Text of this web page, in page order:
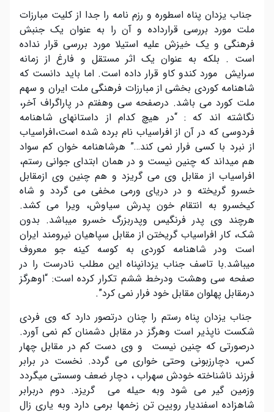
جناب یزدان پناه اسطوره و رزم نامه را جدا از کلیت مبارزات
ملت مورد بررسی قرارداده و آن را به عنوان یک جنبش
فرهنگی و یک خیزش علیه استیلا مورد بررسی قرار نداده
است . بلکه به عنوان یک اثر مستقل و فارغ از زمانه
سرایش مورد کندو کاو قرار داده است. اما باید دانست که
شاهنامه کوردی بخشی از مبارزات فرهنگی ملت ایران و سهم
ملت کورد می باشد. درصفحه سی وهفتم در پاراگراف آخر،
نگاشته اند که : “در هیچ کدام از داستانهای شاهنامه
فردوسی که در آن از افراسیاب نام برده شده است،افراسیاب
از نبرد با کسی فرار نمی کند…” هرشاهنامه خوان کم سواد
هم میداند که چنین نیست و در همان ابتدای جوانی رستم،
افراسیاب از مقابل وی می گریزد و هم چنین وی ازمقابل
خسرو گریخته و در دریای ورمی مخفی می گردد و شاه
کیخسرو به انتقام خون پدرش سیاوش، ویرا می کشد.
هرچند وی پدر فرنگیس وپدربزرگ خسرو میباشد. بدون
شک، کار افراسیاب گریختن از مقابل سپاهیان نیرومند ایران
است ودر شاهنامه کوردی به کوسه کینه جو معروف
میباشد.با تاسف جناب یزدانپناه این مطلب نادرست را در
صفحه سی وهشت ودرخط ششم تکرار کرده است: “اوهرگز
درمقابل پهلوان مقابل خود فرار نمی کرد”.
جناب یزدان پناه رستم را چنان درتصور دارد که وی فردی
شکست ناپذیر است وهرگز در مقابل دشمنان کم نمی آورد.
درصورتی که چنین نیست و وی دست کم در مقابل چهار
کس، دچارزبونی وحتی خواری می گردد. نخست در برابر
فرزند ناشناخته خودش سهراب ، دچار ضعف وسستی میگردد
وزمین گیر می شود وبه حیله می گریزد. دوم دربرابر
شاهزاده اسفندیار رویین تن زخمها برمی دارد وبه یاری زال